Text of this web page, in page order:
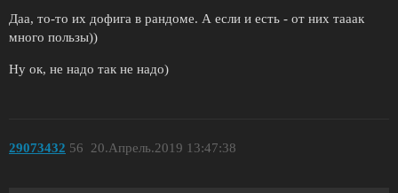
Даа, то-то их дофига в рандоме. А если и есть - от них тааак
много пользы))
Ну ок, не надо так не надо)
29073432 20.Апрель.2019 13:47:38
56